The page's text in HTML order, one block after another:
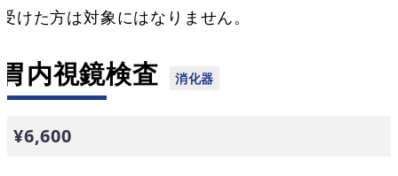
受けた方は対象にはなりません。
胃内視鏡検査
¥6,600